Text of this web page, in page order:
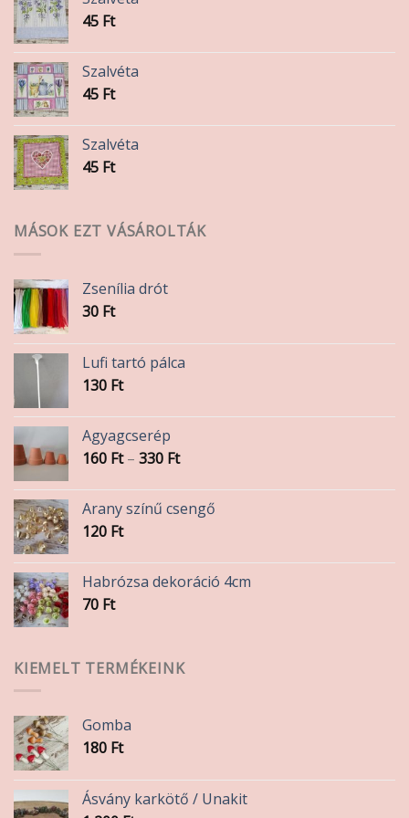
45 Ft
Szalvéta
45 Ft
Szalvéta
45 Ft
MÁSOK EZT VÁSÁROLTÁK
Zsenília drót
30 Ft
Lufi tartó pálca
130 Ft
Agyagcserép
160 Ft – 330 FtÁrtartomány:
-
330 Ft
Arany színű csengő
120 Ft
Habrózsa dekoráció 4cm
70 Ft
KIEMELT TERMÉKEINK
Gomba
180 Ft
Ásvány karkötő / Unakit